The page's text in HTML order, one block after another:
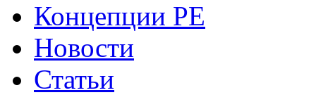
Концепции РЕ
Новости
Статьи